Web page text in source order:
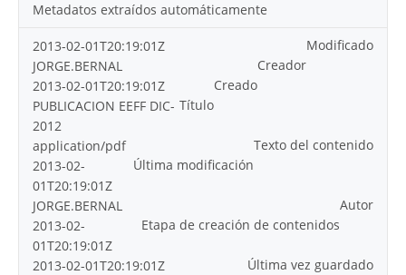
Metadatos extraídos automáticamente
Modificado
2013-02-01T20:19:01Z
Creador
JORGE.BERNAL
Creado
2013-02-01T20:19:01Z
Título
PUBLICACION EEFF DIC-
2012
Texto del contenido
application/pdf
Última modificación
2013-02-
01T20:19:01Z
Autor
JORGE.BERNAL
Etapa de creación de contenidos
2013-02-
01T20:19:01Z
Última vez guardado
2013-02-01T20:19:01Z